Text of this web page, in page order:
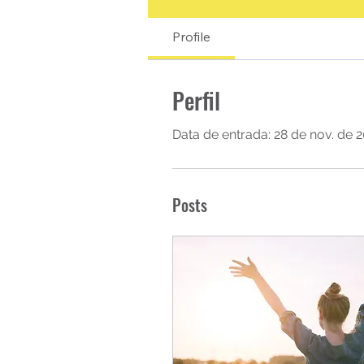
Profile
Perfil
Data de entrada: 28 de nov. de
Posts